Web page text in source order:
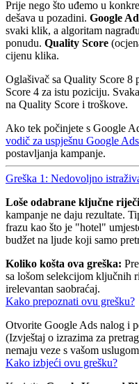
Prije nego što uđemo u
dešava u pozadini. Google
svaki klik, a algoritam
ponudu. Quality Score
cijenu klika.
Oglašivač sa Quality Score 8
Score 4 za istu poziciju.
na Quality Score i troškove.
Ako tek počinjete s Google
vodič za uspješnu Google
postavljanja kampanje.
Greška 1: Nedovoljno
Loše odabrane ključne riječi
kampanje ne daju rezultate.
frazu kao što je "hotel"
budžet na ljude koji samo
Koliko košta ova greška:
sa lošom selekcijom ključnih
irelevantan saobraćaj.
Kako prepoznati ovu grešku?
Otvorite Google Ads nalog i
(Izvještaj o izrazima za
nemaju veze s vašom
Kako izbjeći ovu grešku?